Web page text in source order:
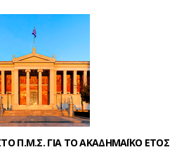
Π.Μ.Σ. ΓΙΑ ΤΟ ΑΚΑΔΗΜΑΪΚΟ ΕΤΟΣ